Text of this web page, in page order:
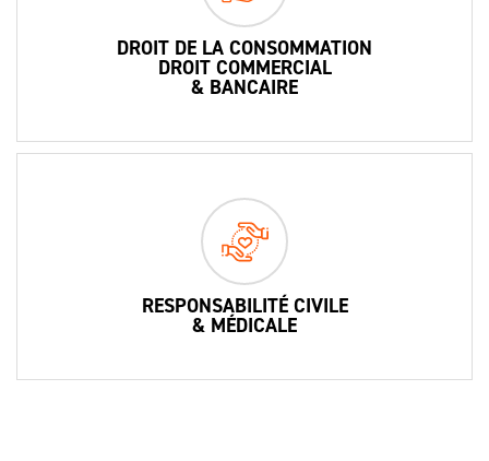
DROIT DE LA CONSOMMATION
DROIT COMMERCIAL
& BANCAIRE
RESPONSABILITÉ CIVILE
& MÉDICALE